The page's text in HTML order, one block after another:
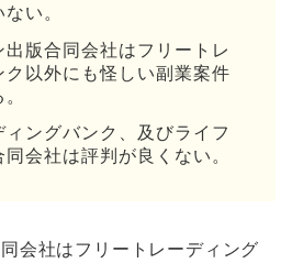
い。
出版合同会社はフリートレ
ク以外にも怪しい副業案件
ィングバンク、及びライフ
会社は評判が良くない。
会社はフリートレーディング